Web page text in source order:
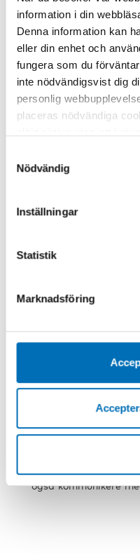
information i din
Denna information kan
eller din enhet och
fungera som du
inte nödvändigsvist dig
personlig
placeras nödvändiga
dess funktioner. Vi
välja vilka ytterligare
marknadsföring och
Klicka på de olika
blockering av cookies
webbplatsen och de
cookies kan du alltid
Nödvändig
Inställningar
Statistik
Marknadsföring
FUNKTIONSHINDER
Hvis du kan se
det – En bok om
Når vi tager
kropslige taktile
også kommunikere